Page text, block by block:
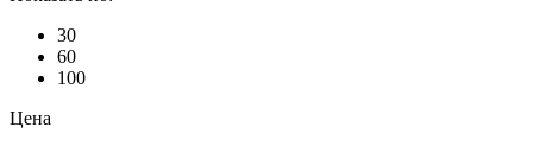
30
60
100
Цена